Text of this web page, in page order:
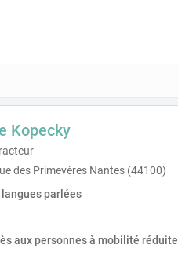
Kopecky
des Primevères Nantes (44100)
parlées
aux personnes à mobilité réduite